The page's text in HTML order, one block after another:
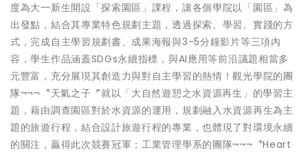
度為大一新生開設「探索園區」課程，讓各個學院以「園區」為
出發點，結合其專業特色規劃主題，透過探索、學習、實踐的方
式，完成自主學習規劃書、成果海報與3-5分鐘影片等三項內
容，學生作品涵蓋SDGs永續指標，與AI應用等前沿議題相當多
元豐富，充分展現其創造力與對自主學習的熱情！觀光學院的團
隊¬¬¬〝天氣之子〞就以「大自然遊憩之水資源再生」的學習主
題，藉由調查園區對於水資源的運用，規劃融入水資源再生為主
題的旅遊行程，結合設計旅遊行程的專業，也體現了對環境永續
的關注，贏得此次競賽冠軍；工業管理學系的團隊¬¬¬〝Heart